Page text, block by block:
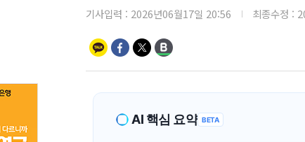
기사입력 : 2026년06월17일 20:56 최종수정 :
AI 핵심 요약 BETA